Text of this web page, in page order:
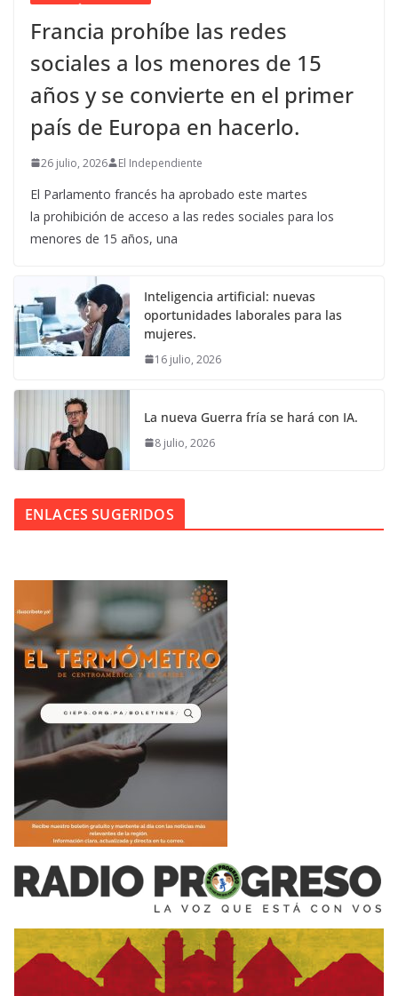
Francia prohíbe las redes
sociales a los menores de 15
años y se convierte en el primer
país de Europa en hacerlo.
26 julio, 2026 El Independiente
El Parlamento francés ha aprobado este martes
la prohibición de acceso a las redes sociales para los
menores de 15 años, una
Inteligencia artificial: nuevas
oportunidades laborales para las
mujeres.
16 julio, 2026
La nueva Guerra fría se hará con IA.
8 julio, 2026
ENLACES SUGERIDOS